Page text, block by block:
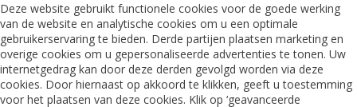
Deze website gebruikt functionele cookies voor de goede werking
van de website en analytische cookies om u een optimale
gebruikerservaring te bieden. Derde partijen plaatsen marketing en
overige cookies om u gepersonaliseerde advertenties te tonen. Uw
internetgedrag kan door deze derden gevolgd worden via deze
cookies. Door hiernaast op akkoord te klikken, geeft u toestemming
voor het plaatsen van deze cookies. Klik op ‘geavanceerde